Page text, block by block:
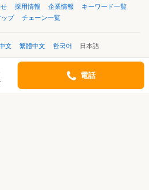
採用情報 企業情報
キーワード一覧
プ
チェーン一覧
文 繁體中文 한국어 日本語
©Kakaku.com, Inc.
電話